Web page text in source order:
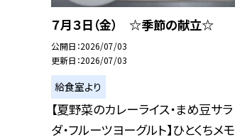
７月３日（金） ☆季節の献立☆
公開日 2026/07/03
更新日 2026/07/03
給食室より
【夏野菜のカレーライス・まめ豆サラ
ダ・フルーツヨーグルト】ひとくちメモ